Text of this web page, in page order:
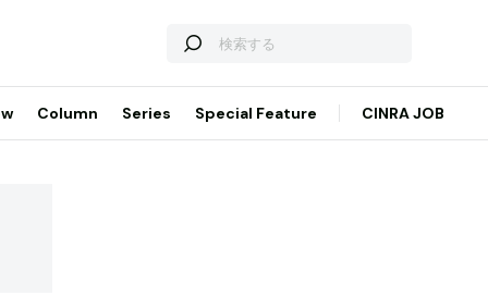
Column Series Special Feature CINRA JOB